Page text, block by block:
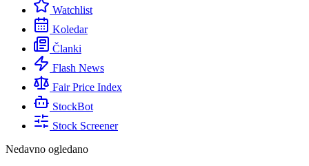
Watchlist
Koledar
Članki
Flash News
Fair Price Index
StockBot
Stock Screener
Nedavno ogledano